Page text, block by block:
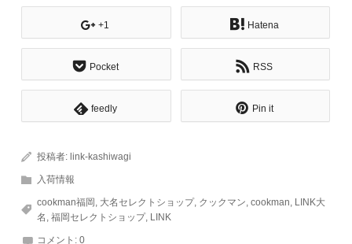
+1 Hatena
Pocket RSS
feedly Pin it
投稿者: link-kashiwagi
入荷情報
cookman福岡 , 大名セレクトショップ, クックマン,cookman, LINK大
名 ,福岡セレクトショップ, LINK
コメント:0